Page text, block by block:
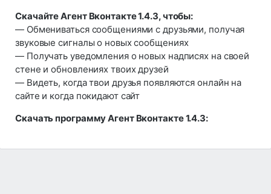
Скачайте Агент Вконтакте 1.4.3, чтобы:
— Обмениваться сообщениями с друзьями, получая
звуковые сигналы о новых сообщениях
— Получать уведомления о новых надписях на своей
стене и обновлениях твоих друзей
— Видеть, когда твои друзья появляются онлайн на
сайте и когда покидают сайт
Скачать программу Агент Вконтакте 1.4.3: